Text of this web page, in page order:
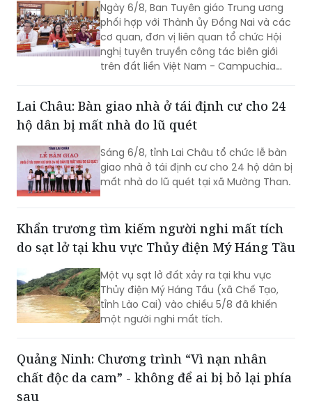
Ngày 6/8, Ban Tuyên giáo Trung ương
phối hợp với Thành ủy Đồng Nai và các
cơ quan, đơn vị liên quan tổ chức Hội
nghị tuyên truyền công tác biên giới
trên đất liền Việt Nam - Campuchia
Lai Châu: Bàn giao nhà ở tái định cư cho 24
hộ dân bị mất nhà do lũ quét
Sáng 6/8, tỉnh Lai Châu tổ chức lễ bàn
giao nhà ở tái định cư cho 24 hộ dân bị
mất nhà do lũ quét tại xã Mường Than.
Khẩn trương tìm kiếm người nghi mất tích
do sạt lở tại khu vực Thủy điện Mý Háng Tầu
Một vụ sạt lở đất xảy ra tại khu vực
Thủy điện Mý Háng Tầu (xã Chế Tạo,
tỉnh Lào Cai) vào chiều 5/8 đã khiến
một người nghi mất tích.
Quảng Ninh: Chương trình “Vì nạn nhân
chất độc da cam” - không để ai bị bỏ lại phía
sau